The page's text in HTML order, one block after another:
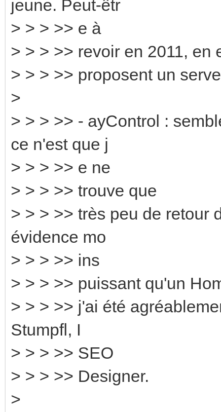
jeune. Peut-êtr
> > > >> e à
> > > >> revoir en 2011, en
> > > >> proposent un
>
> > > >> - ayControl :
ce n'est que j
> > > >> e ne
> > > >> trouve que
> > > >> très peu de retour
évidence mo
> > > >> ins
> > > >> puissant qu'un
> > > >> j'ai été
Stumpfl, I
> > > >> SEO
> > > >> Designer.
>